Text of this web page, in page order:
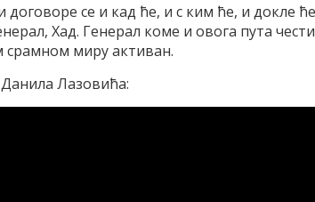
договоре се и кад ће, и с ким ће, и докле
Хад. Генерал коме и овога пута
срамном миру активан.
Лазовића: